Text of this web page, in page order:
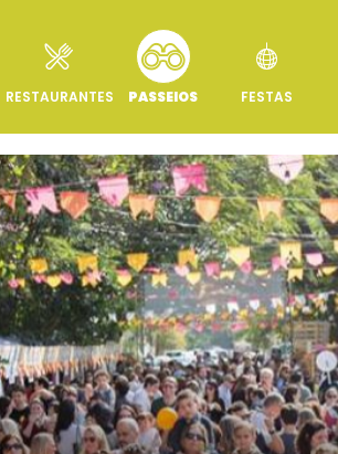
RESTAURANTES PASSEIOS FESTAS